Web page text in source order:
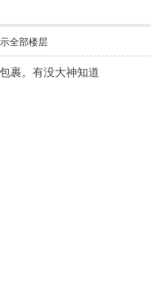
全部楼层
裹。有没大神知道